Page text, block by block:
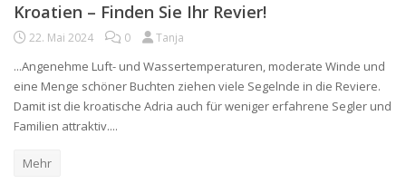
Kroatien – Finden Sie Ihr Revier!
22. Mai 2024 0 Tanja
...Angenehme Luft- und Wassertemperaturen, moderate Winde und
eine Menge schöner Buchten ziehen viele Segelnde in die Reviere.
Damit ist die kroatische Adria auch für weniger erfahrene Segler und
Familien attraktiv....
Mehr